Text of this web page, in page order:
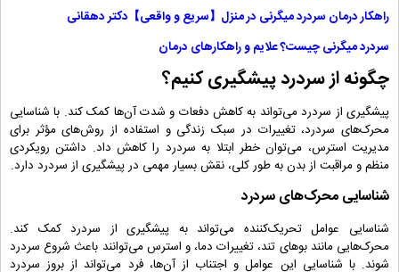
راهکار درمان سردرد میگرنی در منزل【سریع و واقعی】دکتر دهقانی
سردرد میگرنی چیست؟ علایم و راهکارهای درمان
چگونه از سردرد پیشگیری کنیم؟
پیشگیری از سردرد می‌تواند به کاهش دفعات و شدت آن‌ها کمک کند. با شناسایی
محرک‌های سردرد، تغییرات در سبک زندگی و استفاده از روش‌های مؤثر برای
مدیریت استرس، می‌توان خطر ابتلا به سردرد را کاهش داد. داشتن رویکردی
منظم و مراقبت از بدن به طور کلی، نقش بسیار مهمی در پیشگیری از سردرد دارد.
شناسایی محرک‌های سردرد
شناسایی عوامل تحریک‌کننده می‌تواند به پیشگیری از سردرد کمک کند.
محرک‌هایی مانند بوهای تند، تغییرات دما، و استرس می‌توانند باعث شروع سردرد
شوند. با شناسایی این عوامل و اجتناب از آن‌ها، فرد می‌تواند از بروز سردرد